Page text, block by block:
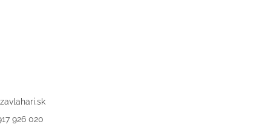
zavlahari.sk
926 020